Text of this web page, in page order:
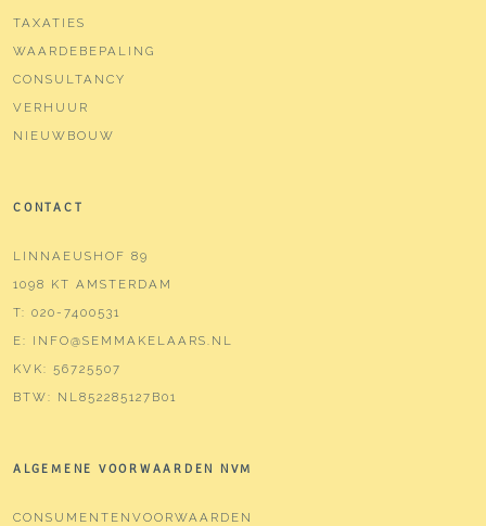
TAXATIES
WAARDEBEPALING
CONSULTANCY
VERHUUR
NIEUWBOUW
CONTACT
LINNAEUSHOF 89
1098 KT AMSTERDAM
T: 020-7400531
E: INFO@SEMMAKELAARS.NL
KVK: 56725507
BTW: NL852285127B01
ALGEMENE VOORWAARDEN NVM
CONSUMENTENVOORWAARDEN